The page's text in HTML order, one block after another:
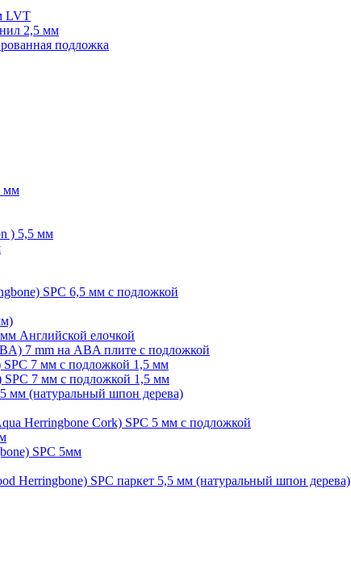
LVT
2,5 мм
подложка
мм
) 5,5 мм
SPC 6,5 мм с подложкой
Английской елочкой
7 mm на ABA плите с подложкой
7 мм с подложкой 1,5 мм
7 мм с подложкой 1,5 мм
мм (натуральный шпон дерева)
Herringbone Cork) SPC 5 мм с подложкой
SPC 5мм
Herringbone) SPC паркет 5,5 мм (натуральный шпон дерева)